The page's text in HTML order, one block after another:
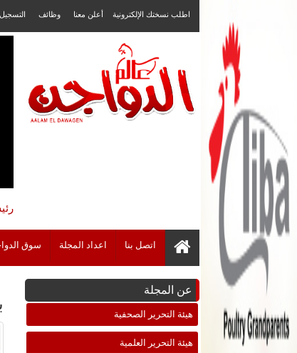
اطلب نسختك الإلكترونية أعلن معنا وظائف التسجيل
اتصل بنا اعداد المجلة سوق
عن المجلة
هيئة التحرير الصحفية
هيئة التحرير العلمية